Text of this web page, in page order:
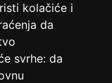
kolačiće i
da
svrhe: da